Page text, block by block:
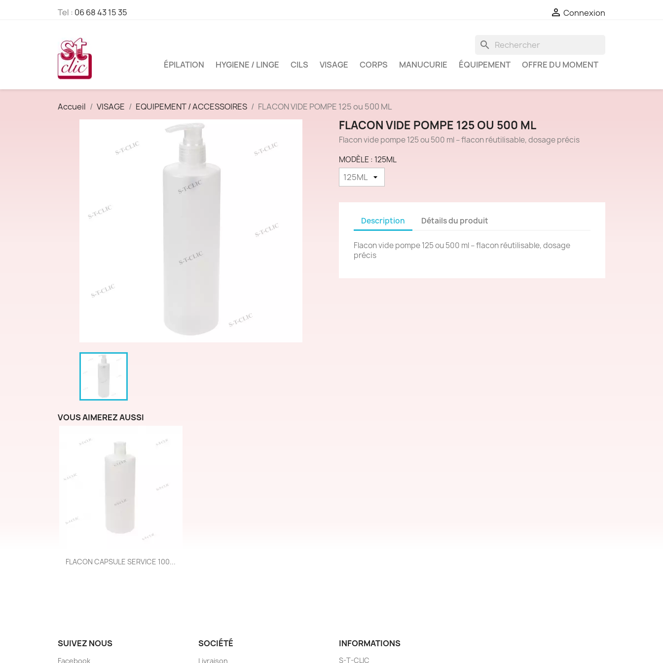
Tel : 06 68 43 15 35  Connexion
search
ÉPILATION HYGIENE / LINGE CILS VISAGE CORPS MANUCURIE ÉQUIPEMENT OFFRE DU MOMENT
Accueil VISAGE EQUIPEMENT / ACCESSOIRES FLACON VIDE POMPE 125 ou 500 ML
FLACON VIDE POMPE 125 OU 500 ML
Flacon vide pompe 125 ou 500 ml – flacon réutilisable, dosage précis
MODÈLE : 125ML
Description Détails du produit
Flacon vide pompe 125 ou 500 ml – flacon réutilisable, dosage
précis
VOUS AIMEREZ AUSSI
Aperçu rapide
FLACON CAPSULE SERVICE 100...
SUIVEZ NOUS
Facebook
SOCIÉTÉ
Livraison
INFORMATIONS
S-T-CLIC